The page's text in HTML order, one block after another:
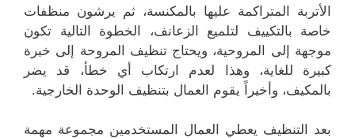
الأتربة المتراكمة عليها بالمكنسة، ثم يرشون منظفات
خاصة بالتكييف لتلميع الزعانف، الخطوة التالية تكون
موجهة إلى المروحية، ويحتاج تنظيف المروحة إلى خبرة
كبيرة للغاية، وهذا لعدم ارتكاب أي خطأ، قد يضر
بالمكيف، وأخيراً يقوم العمال بتنظيف الوحدة الخارجية.
بعد التنظيف يعطي العمال المستخدمين مجموعة مهمة